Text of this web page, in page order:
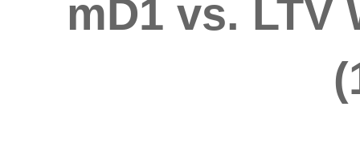
mD1 vs.